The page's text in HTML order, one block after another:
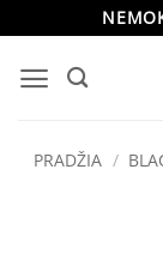
content
PRADŽIA /